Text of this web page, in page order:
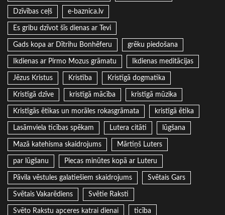
Dzīvības ceļš e-baznica.lv
Es gribu dzīvot šīs dienas ar Tevi
Gads kopa ar Dītrihu Bonhēferu grēku piedošana
Ikdienas ar Pirmo Mozus grāmatu Ikdienas meditācijas
Jēzus Kristus Kristība Kristīgā dogmatika
Kristīgā dzīve kristīgā mācība kristīgā mūzika
Kristīgās ētikas un morāles rokasgrāmata kristīgā ētika
Lasāmviela ticības spēkam Lutera citāti lūgšana
Mazā katehisma skaidrojums Mārtiņš Luters
par lūgšanu Piecas minūtes kopā ar Luteru
Pāvila vēstules galatiešiem skaidrojums Svētais Gars
Svētais Vakarēdiens Svētie Raksti
Svēto Rakstu apceres katrai dienai ticība